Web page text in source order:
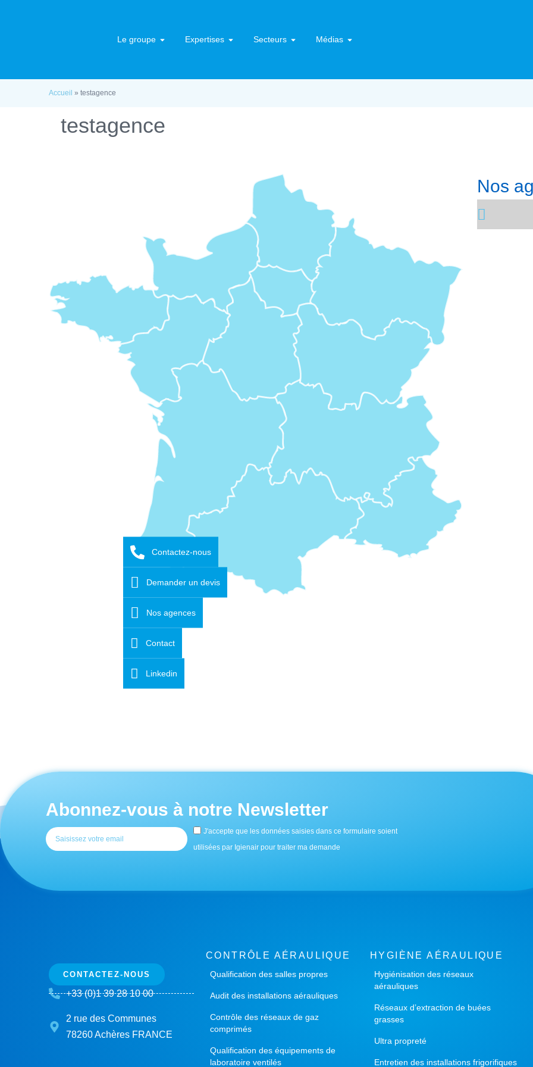
Le groupe Expertises Secteurs Médias
Accueil » testagence
testagence
Nos
1, Rue
Côte
Abonnez-vous à notre Newsletter
J'accepte que les données saisies dans ce formulaire soient
utilisées par Igienair pour traiter ma demande
CONTACTEZ-NOUS
+33 (0)1 39 28 10 00
2 rue des Communes
78260 Achères FRANCE
CONTRÔLE AÉRAULIQUE
Qualification des salles propres
Audit des installations aérauliques
Contrôle des réseaux de gaz
comprimés
Qualification des équipements de
laboratoire ventilés
HYGIÈNE AÉRAULIQUE
Hygiénisation des réseaux
aérauliques
Réseaux d’extraction de buées
grasses
Ultra propreté
Entretien des installations frigorifiques
Contactez-nous
Demander un devis
Nos agences
Contact
Linkedin